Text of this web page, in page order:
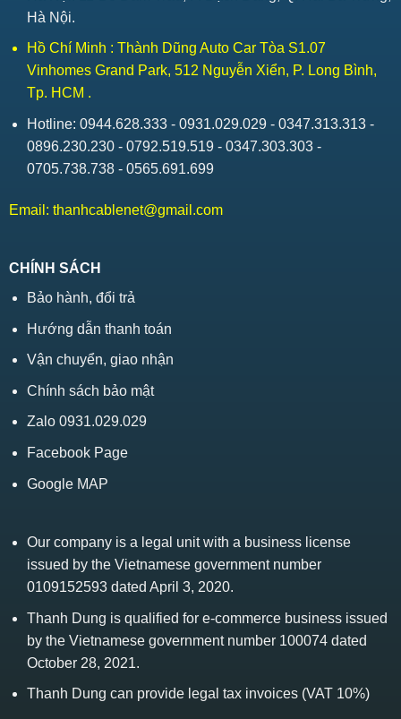
Hà Nội.
Hồ Chí Minh : Thành Dũng Auto Car Tòa S1.07
Vinhomes Grand Park, 512 Nguyễn Xiển, P. Long Bình,
Tp. HCM .
Hotline: 0944.628.333 - 0931.029.029 - 0347.313.313 -
0896.230.230 - 0792.519.519 - 0347.303.303 -
0705.738.738 - 0565.691.699
Email: thanhcablenet@gmail.com
CHÍNH SÁCH
Bảo hành, đổi trả
Hướng dẫn thanh toán
Vận chuyển, giao nhận
Chính sách bảo mật
Zalo 0931.029.029
Facebook Page
Google MAP
Our company is a legal unit with a business license
issued by the Vietnamese government number
0109152593 dated April 3, 2020.
Thanh Dung is qualified for e-commerce business issued
by the Vietnamese government number 100074 dated
October 28, 2021.
Thanh Dung can provide legal tax invoices (VAT 10%)